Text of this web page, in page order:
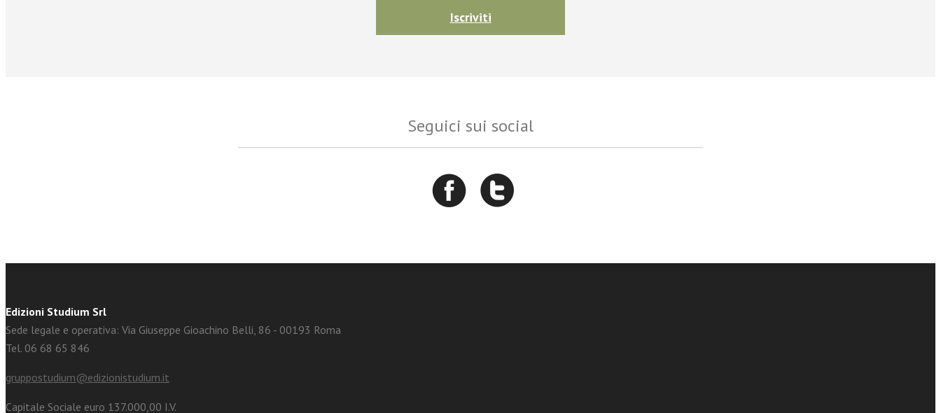
Iscriviti
Seguici sui social
Edizioni Studium Srl
Sede legale e operativa: Via Giuseppe Gioachino Belli, 86 - 00193 Roma
Tel. 06 68 65 846
gruppostudium@edizionistudium.it
Capitale Sociale euro 137.000,00 I.V.